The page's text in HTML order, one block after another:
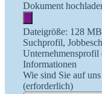
Dokument
Dateigröße: 128
Suchprofil,
Unternehmensprofil
Informationen
Wie sind Sie auf
(erforderlich)